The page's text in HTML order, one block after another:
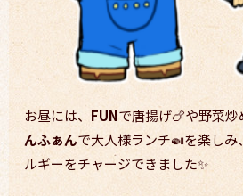
お昼には、 FUNで唐揚げ🍗や野菜
んふぁんで大人様ランチ🍛を楽し
ルギーをチャージできました✨